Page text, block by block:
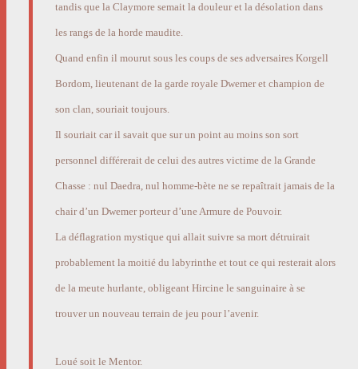
tandis que la Claymore semait la douleur et la désolation dans
les rangs de la horde maudite.
Quand enfin il mourut sous les coups de ses adversaires Korgell
Bordom, lieutenant de la garde royale Dwemer et champion de
son clan, souriait toujours.
Il souriait car il savait que sur un point au moins son sort
personnel différerait de celui des autres victime de la Grande
Chasse : nul Daedra, nul homme-bète ne se repaîtrait jamais de la
chair d’un Dwemer porteur d’une Armure de Pouvoir.
La déflagration mystique qui allait suivre sa mort détruirait
probablement la moitié du labyrinthe et tout ce qui resterait alors
de la meute hurlante, obligeant Hircine le sanguinaire à se
trouver un nouveau terrain de jeu pour l’avenir.
Loué soit le Mentor.